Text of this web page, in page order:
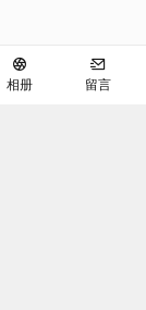
相册 留言